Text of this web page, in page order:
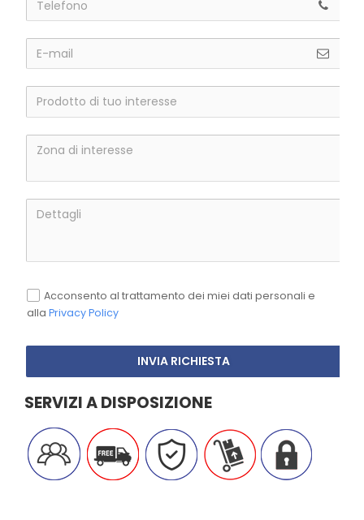
Acconsento al trattamento dei miei dati personali e
alla Privacy Policy
INVIA RICHIESTA
SERVIZI A DISPOSIZIONE